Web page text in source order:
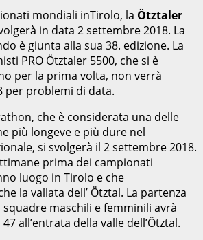
mondiali inTirolo, la Ötztaler
in data 2 settembre 2018. La
è giunta alla sua 38. edizione. La
PRO Ötztaler 5500, che si è
per la prima volta, non verrà
per problemi di data.
che è considerata una delle
più longeve e più dure nel
si svolgerà il 2 settembre 2018.
prima dei campionati
luogo in Tirolo e che
la vallata dell’ Ötztal. La partenza
maschili e femminili avrà
all’entrata della valle dell’Ötztal.